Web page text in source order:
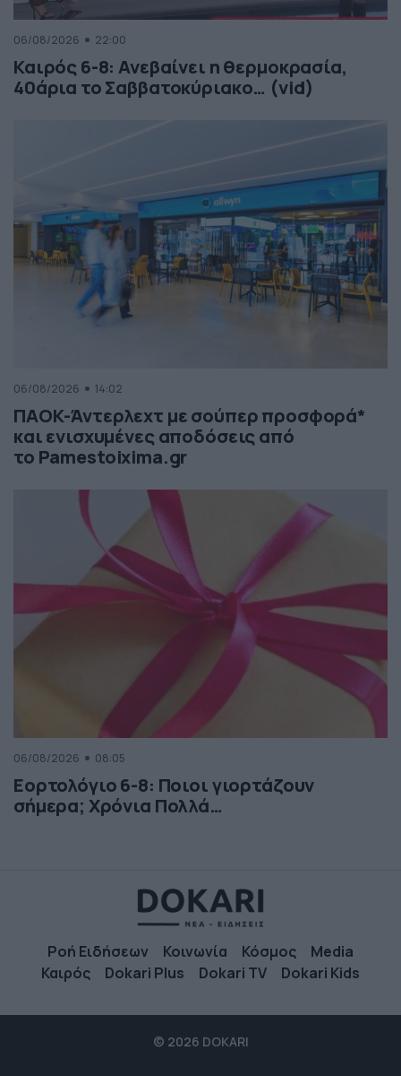
06/08/2026 22:00
Καιρός 6-8: Ανεβαίνει η θερμοκρασία,
40άρια το Σαββατοκύριακο… (vid)
06/08/2026 14:02
ΠΑΟΚ-Άντερλεχτ με σούπερ προσφορά*
και ενισχυμένες αποδόσεις από
το Pamestoixima.gr
06/08/2026 08:05
Εορτολόγιο 6-8: Ποιοι γιορτάζουν
σήμερα; Χρόνια Πολλά…
Ροή Ειδήσεων Κοινωνία Κόσμος
Media
Καιρός
Dokari Plus Dokari TV Dokari Kids
© 2026 DOKARI